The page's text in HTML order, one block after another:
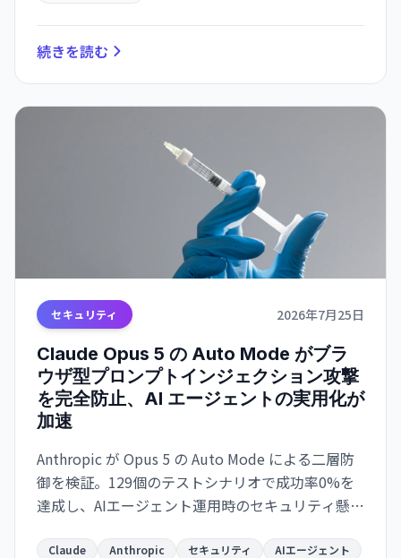
続きを読む
セキュリティ 2026年7月25日
Claude Opus 5 の Auto Mode がブラ
ウザ型プロンプトインジェクション攻撃
を完全防止、AI エージェントの実用化が
加速
Anthropic が Opus 5 の Auto Mode による二層防
御を検証。129個のテストシナリオで成功率0%を
達成し、AIエージェント運用時のセキュリティ懸念
Claude Anthropic セキュリティ
AIエージェント